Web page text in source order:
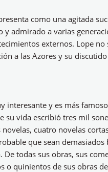
como una agitada
admirado a varias
externos. Lope
a las Azores y su
interesante y es más
su vida escribió tres mil
cuatro novelas
que sean
todas sus obras, sus
o quinientos de sus obras